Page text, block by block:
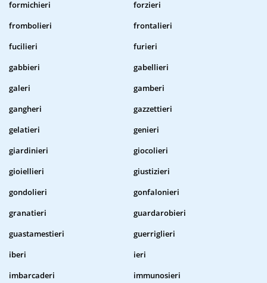
formichieri
forzieri
frombolieri
frontalieri
fucilieri
furieri
gabbieri
gabellieri
galeri
gamberi
gangheri
gazzettieri
gelatieri
genieri
giardinieri
giocolieri
gioiellieri
giustizieri
gondolieri
gonfalonieri
granatieri
guardarobieri
guastamestieri
guerriglieri
iberi
ieri
imbarcaderi
immunosieri